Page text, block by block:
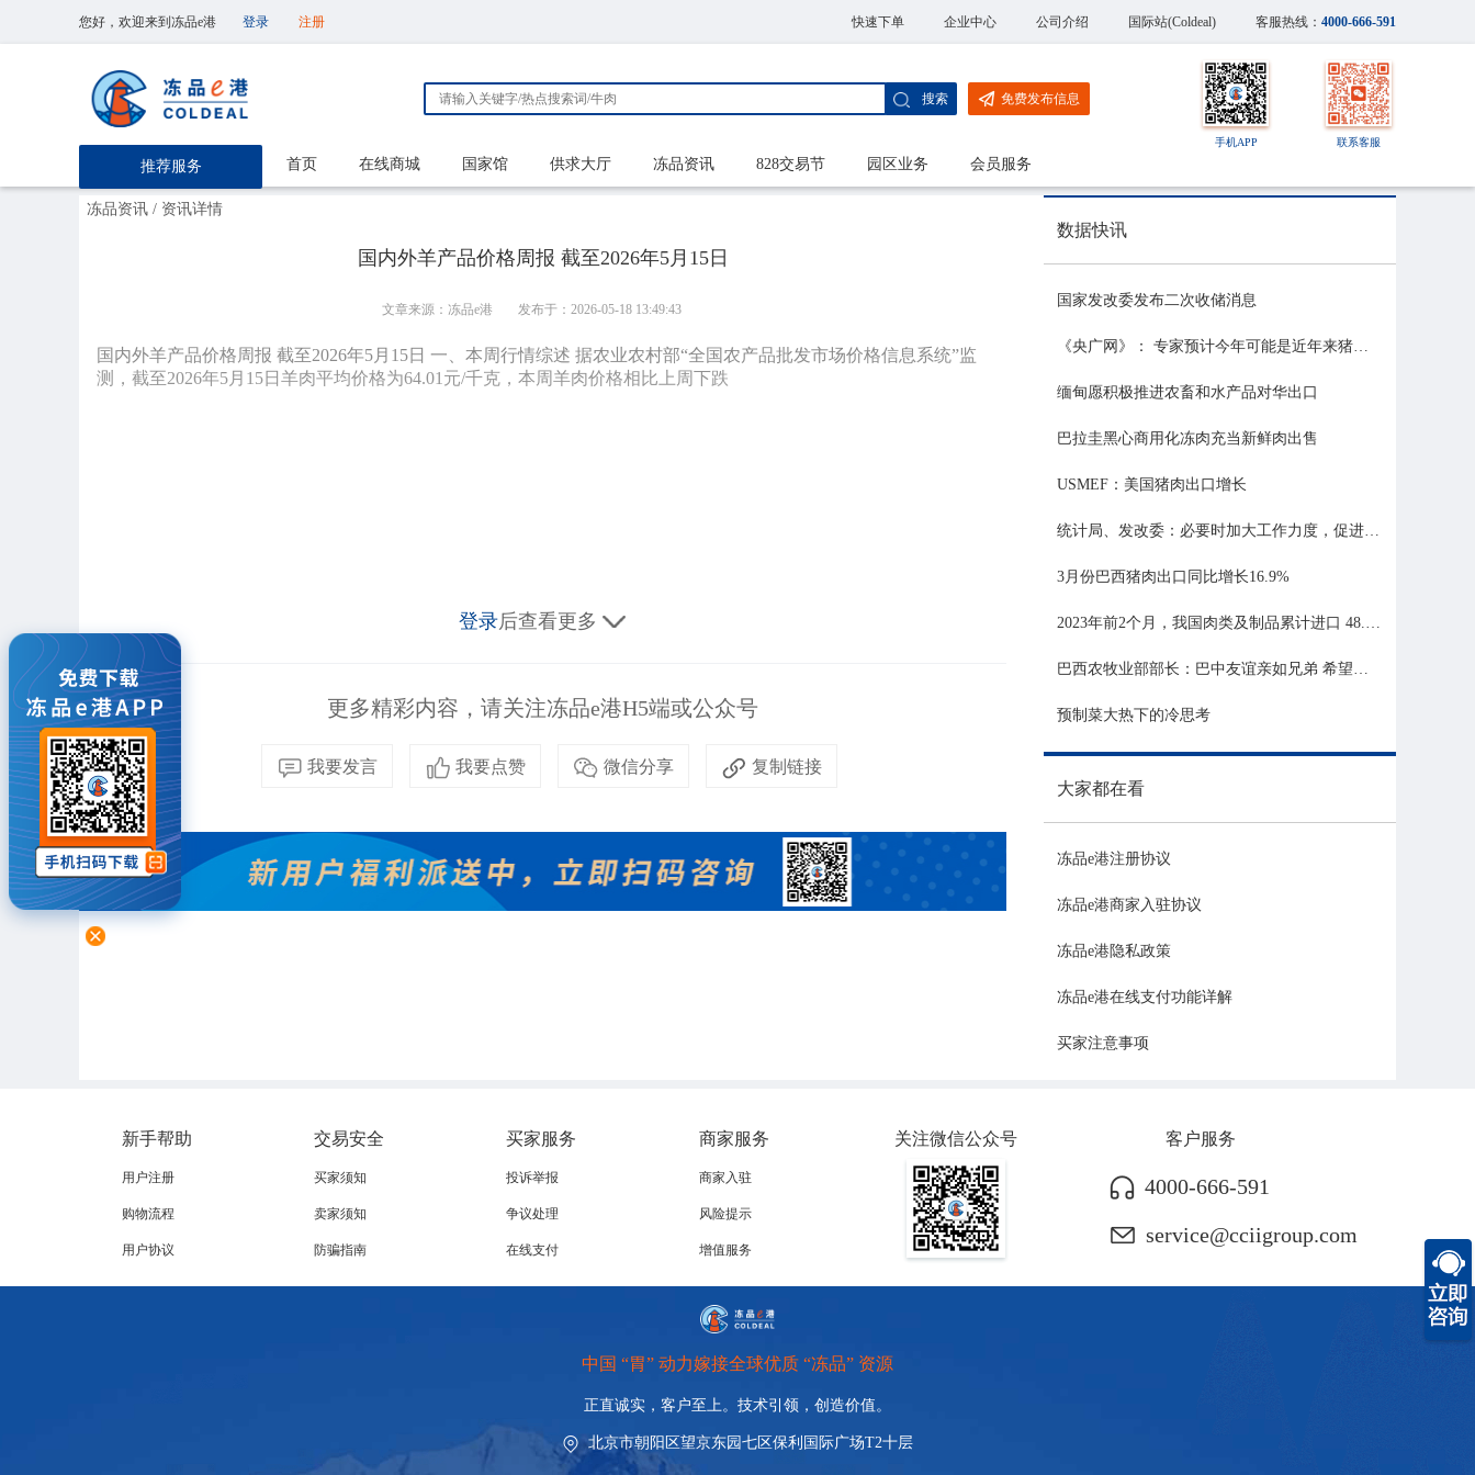
您好，欢迎来到冻品e港 登录 注册 快速下单 企业中心 公司介绍 国际站(Coldeal) 客服热线： 4000-666-591
推荐服务
搜索 免费发布信息
手机APP 联系客服
首页 在线商城 国家馆 供求大厅 冻品资讯 828交易节 园区业务 会员服务
冻品资讯 / 资讯详情
国内外羊产品价格周报 截至2026年5月15日
文章来源：冻品e港 发布于：2026-05-18 13:49:43
国内外羊产品价格周报 截至2026年5月15日 一、本周行情综述 据农业农村部“全国农产品批发市场价格信息系统”监
测，截至2026年5月15日羊肉平均价格为64.01元/千克，本周羊肉价格相比上周下跌
登录后查看更多
更多精彩内容，请关注冻品e港H5端或公众号
我要发言 我要点赞 微信分享 复制链接
数据快讯
国家发改委发布二次收储消息
《央广网》： 专家预计今年可能是近年来猪价最稳的一年
缅甸愿积极推进农畜和水产品对华出口
巴拉圭黑心商用化冻肉充当新鲜肉出售
USMEF：美国猪肉出口增长
统计局、发改委：必要时加大工作力度，促进生猪市场平稳运行
3月份巴西猪肉出口同比增长16.9%
2023年前2个月，我国肉类及制品累计进口 48.06 亿美元，同比增长 21.81%
巴西农牧业部部长：巴中友谊亲如兄弟 希望与中国深化农业合作
预制菜大热下的冷思考
大家都在看
冻品e港注册协议
冻品e港商家入驻协议
冻品e港隐私政策
冻品e港在线支付功能详解
买家注意事项
新手帮助
用户注册
购物流程
用户协议
交易安全
买家须知
卖家须知
防骗指南
买家服务
投诉举报
争议处理
在线支付
商家服务
商家入驻
风险提示
增值服务
关注微信公众号 客户服务
4000-666-591
service@cciigroup.com
中国 “胃” 动力嫁接全球优质 “冻品” 资源
正直诚实，客户至上。技术引领， 创造价值。
北京市朝阳区望京东园七区保利国际广场T2十层